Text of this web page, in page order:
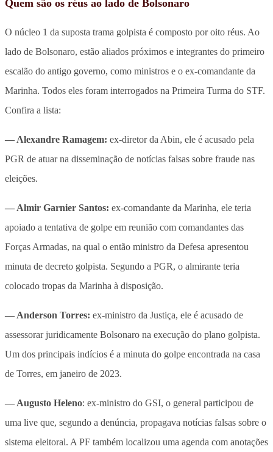
Quem são os réus ao lado de Bolsonaro
O núcleo 1 da suposta trama golpista é composto por oito réus. Ao
lado de Bolsonaro, estão aliados próximos e integrantes do primeiro
escalão do antigo governo, como ministros e o ex-comandante da
Marinha. Todos eles foram interrogados na Primeira Turma do STF.
Confira a lista:
— Alexandre Ramagem: ex-diretor da Abin, ele é acusado pela
PGR de atuar na disseminação de notícias falsas sobre fraude nas
eleições.
— Almir Garnier Santos: ex-comandante da Marinha, ele teria
apoiado a tentativa de golpe em reunião com comandantes das
Forças Armadas, na qual o então ministro da Defesa apresentou
minuta de decreto golpista. Segundo a PGR, o almirante teria
colocado tropas da Marinha à disposição.
— Anderson Torres: ex-ministro da Justiça, ele é acusado de
assessorar juridicamente Bolsonaro na execução do plano golpista.
Um dos principais indícios é a minuta do golpe encontrada na casa
de Torres, em janeiro de 2023.
— Augusto Heleno: ex-ministro do GSI, o general participou de
uma live que, segundo a denúncia, propagava notícias falsas sobre o
sistema eleitoral. A PF também localizou uma agenda com anotações